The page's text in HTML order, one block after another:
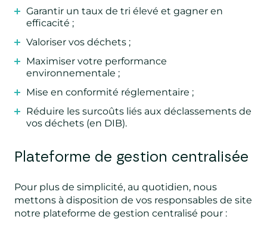
Garantir un taux de tri élevé et gagner en
efficacité ;
Valoriser vos déchets ;
Maximiser votre performance
environnementale ;
Mise en conformité réglementaire ;
Réduire les surcoûts liés aux déclassements de
vos déchets (en DIB).
Plateforme de gestion centralisée
Pour plus de simplicité, au quotidien, nous
mettons à disposition de vos responsables de site
notre plateforme de gestion centralisé pour :